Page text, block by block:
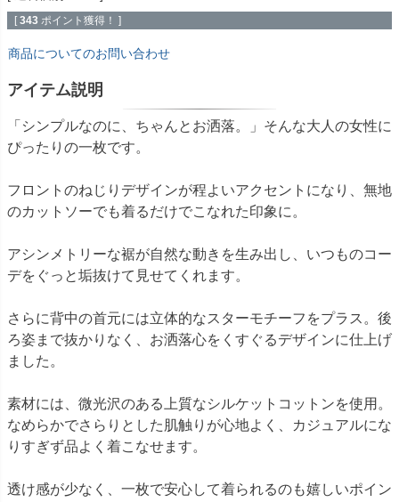
[ 343 ポイント獲得！ ]
商品についてのお問い合わせ
アイテム説明
「シンプルなのに、ちゃんとお洒落。」そんな大人の女性に
ぴったりの一枚です。
フロントのねじりデザインが程よいアクセントになり、無地
のカットソーでも着るだけでこなれた印象に。
アシンメトリーな裾が自然な動きを生み出し、いつものコー
デをぐっと垢抜けて見せてくれます。
さらに背中の首元には立体的なスターモチーフをプラス。後
ろ姿まで抜かりなく、お洒落心をくすぐるデザインに仕上げ
ました。
素材には、微光沢のある上質なシルケットコットンを使用。
なめらかでさらりとした肌触りが心地よく、カジュアルにな
りすぎず品よく着こなせます。
透け感が少なく、一枚で安心して着られるのも嬉しいポイン